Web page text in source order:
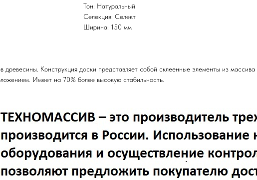
Тон: Натуральный
Селекция: Селект
Ширина: 150 мм
древесины. Конструкция доски представляет собой склеенные элементы из
Имеет на 70% более высокую стабильность.